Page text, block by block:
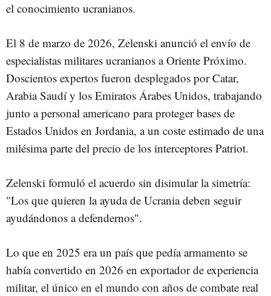
el conocimiento ucranianos.
El 8 de marzo de 2026, Zelenski anunció el envío de
especialistas militares ucranianos a Oriente Próximo.
Doscientos expertos fueron desplegados por Catar,
Arabia Saudí y los Emiratos Árabes Unidos, trabajando
junto a personal americano para proteger bases de
Estados Unidos en Jordania, a un coste estimado de una
milésima parte del precio de los interceptores Patriot.
Zelenski formuló el acuerdo sin disimular la simetría:
"Los que quieren la ayuda de Ucrania deben seguir
ayudándonos a defendernos".
Lo que en 2025 era un país que pedía armamento se
había convertido en 2026 en exportador de experiencia
militar, el único en el mundo con años de combate real